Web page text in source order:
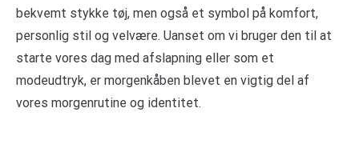
bekvemt stykke tøj, men også et symbol på komfort,
personlig stil og velvære. Uanset om vi bruger den til at
starte vores dag med afslapning eller som et
modeudtryk, er morgenkåben blevet en vigtig del af
vores morgenrutine og identitet.